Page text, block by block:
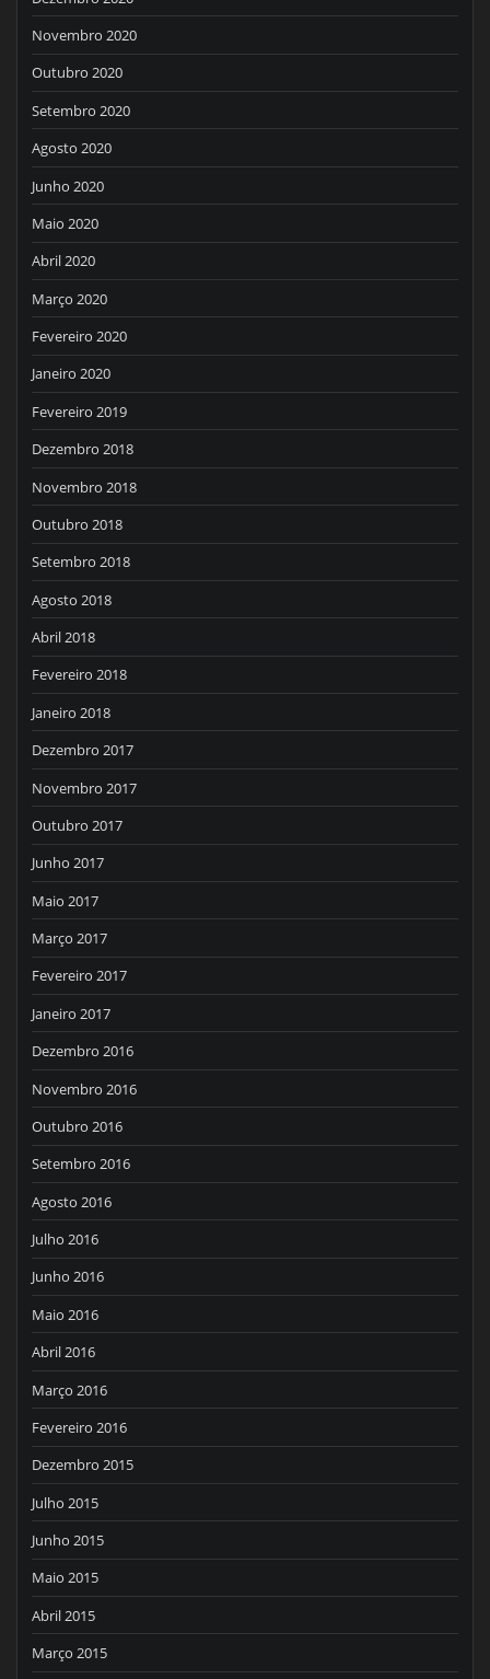
Novembro 2020
Outubro 2020
Setembro 2020
Agosto 2020
Junho 2020
Maio 2020
Abril 2020
Março 2020
Fevereiro 2020
Janeiro 2020
Fevereiro 2019
Dezembro 2018
Novembro 2018
Outubro 2018
Setembro 2018
Agosto 2018
Abril 2018
Fevereiro 2018
Janeiro 2018
Dezembro 2017
Novembro 2017
Outubro 2017
Junho 2017
Maio 2017
Março 2017
Fevereiro 2017
Janeiro 2017
Dezembro 2016
Novembro 2016
Outubro 2016
Setembro 2016
Agosto 2016
Julho 2016
Junho 2016
Maio 2016
Abril 2016
Março 2016
Fevereiro 2016
Dezembro 2015
Julho 2015
Junho 2015
Maio 2015
Abril 2015
Março 2015